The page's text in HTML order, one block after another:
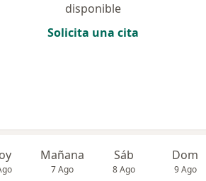
disponible
Solicita una cita
Mañana
7 Ago
Sáb
8 Ago
Dom
9 Ago